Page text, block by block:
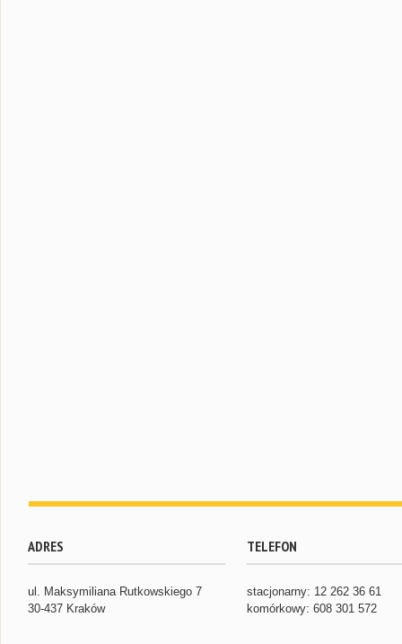
ADRES
ul. Maksymiliana Rutkowskiego 7
30-437 Kraków
TELEFON
stacjonarny: 12 262 36 61
komórkowy: 608 301 572